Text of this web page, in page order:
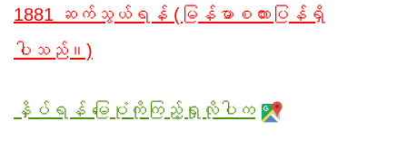
1881 ဆက်သွယ်ရန် (မြန်မာစကားပြန်ရှိ
ပါသည်။)
နှိပ်ရန် မြေပုံကိုကြည့်ရှုလိုပါက